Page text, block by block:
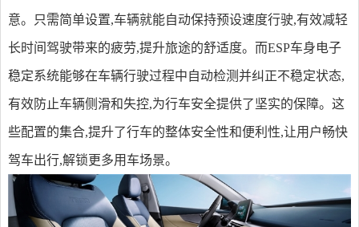
意。只需简单设置,车辆就能自动保持预设速度行驶,有效减轻
长时间驾驶带来的疲劳,提升旅途的舒适度。而ESP车身电子
稳定系统能够在车辆行驶过程中自动检测并纠正不稳定状态,
有效防止车辆侧滑和失控,为行车安全提供了坚实的保障。这
些配置的集合,提升了行车的整体安全性和便利性,让用户畅快
驾车出行,解锁更多用车场景。